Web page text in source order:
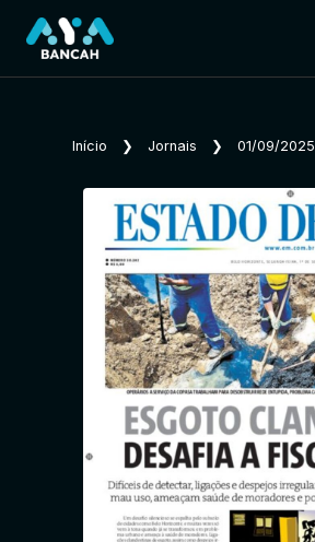
Início ❯ Jornais ❯ 01/09/2025